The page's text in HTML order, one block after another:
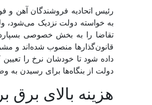
رئیس اتحادیه فروشندگان آهن و
به خواسته‌‌ دولت نزدیک می‌شود،
تقاضا را به بخش خصوصی
قانون‌گذارها منصوب شده‌‌‌اند و
داده شود تا خودشان نرخ را
دولت از بنگاه‌‌‌ها برای رسیدن به
هزینه بالای برق